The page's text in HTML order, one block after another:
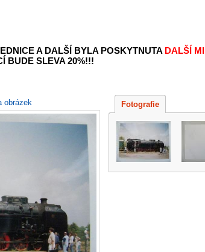
A DALŠÍ BYLA POSKYTNUTA DALŠÍ
BUDE SLEVA 20%!!!
obrázek Fotografie